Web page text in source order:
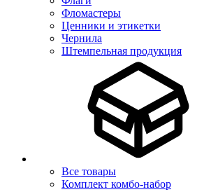
Фломастеры
Ценники и этикетки
Чернила
Штемпельная продукция
Все товары
Комплект комбо-набор